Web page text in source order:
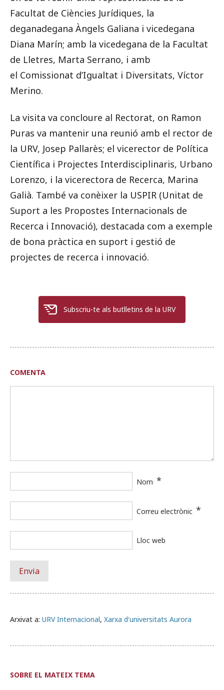
Facultat de Ciències Jurídiques, la
deganadegana Àngels Galiana i vicedegana
Diana Marín; amb la vicedegana de la Facultat
de Lletres, Marta Serrano, i amb
el Comissionat d’Igualtat i Diversitats, Víctor
Merino.
La visita va concloure al Rectorat, on Ramon
Puras va mantenir una reunió amb el rector de
la URV, Josep Pallarès; el vicerector de Política
Científica i Projectes Interdisciplinaris, Urbano
Lorenzo, i la vicerectora de Recerca, Marina
Galià. També va conèixer la USPIR (Unitat de
Suport a les Propostes Internacionals de
Recerca i Innovació), destacada com a exemple
de bona pràctica en suport i gestió de
projectes de recerca i innovació.
Subscriu-te als butlletins de la URV
Arxivat a: URV Internacional, Xarxa d'universitats Aurora
COMENTA
Nom *
Correu electrònic *
Lloc web
SOBRE EL MATEIX TEMA